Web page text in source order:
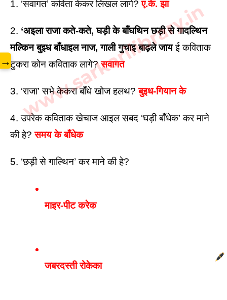
1. ‘सवागत’ कविता केकर लिखल लागे? ए.के. झा
2. ‘अइला राजा कते-कते, घड़ी के बाँघथिन छड़ी से गादल्थिन
मल्किन बुझ्ध बाँधाइल नाज, गाली गुचाइ बाढ़ले जाय ई कविताक
टुकरा कोन कविताक लागे? सवागत
3. ‘राजा’ सभे केकरा बाँधे खोज हलथ? बुइध-गियान के
4. उपरेक कविताक खेचाज आइल सबद ‘घड़ी बाँधेक’ कर माने
की हे? समय के बाँधेक
5. ‘छड़ी से गाल्थिन’ कर माने की हे?
माइर-पीट करेक
जबरदस्ती रोकेका
www.sarkarilibrary.in
→